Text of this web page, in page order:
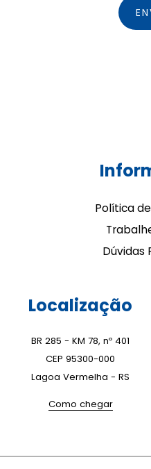
Política
Dúvidas
Localização
BR 285 - KM 78, nº 401
CEP 95300-000
Lagoa Vermelha - RS
Como chegar